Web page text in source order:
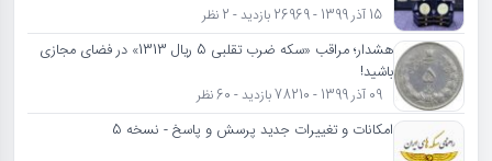
15 آذر 1399 - 26969 بازدید - 2 نظر
هشدار؛ مراقب «سکه ضرب تقلبی 5 ریال 1313» در فضای مجازی
باشید!
09 آذر 1399 - 78210 بازدید - 60 نظر
امکانات و تغییرات جدید پرسش و پاسخ - نسخه 5